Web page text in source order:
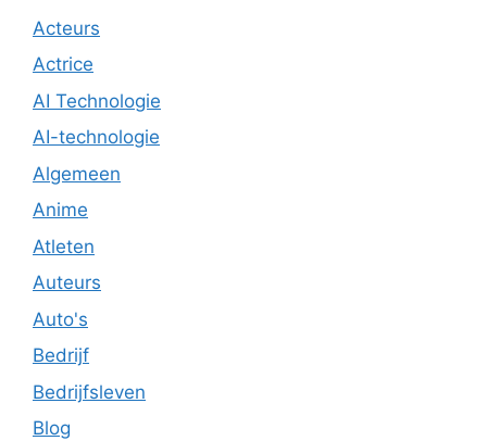
Acteurs
Actrice
AI Technologie
AI-technologie
Algemeen
Anime
Atleten
Auteurs
Auto's
Bedrijf
Bedrijfsleven
Blog